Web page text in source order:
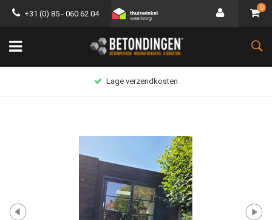
+31 (0) 85 - 060 62 04
0
Lage verzendkosten